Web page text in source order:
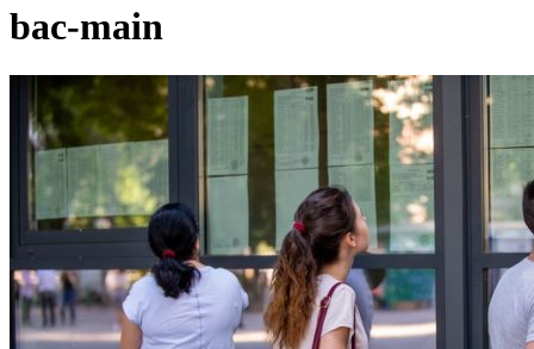
bac-main